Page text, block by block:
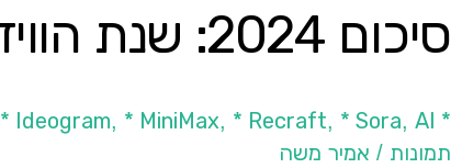
סיכום 2024: שנת הווידאו ב-AI​
* Adobe Firefly
* Ideogram, * MiniMax, * Recraft, * Sora, AI כללי
תמונות / אמיר משה